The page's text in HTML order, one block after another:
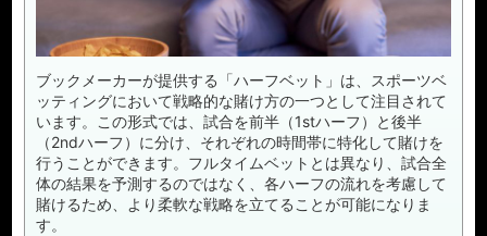
ブックメーカーが提供する「ハーフベット」は、スポーツベ
ッティングにおいて戦略的な賭け方の一つとして注目されて
います。この形式では、試合を前半（1stハーフ）と後半
（2ndハーフ）に分け、それぞれの時間帯に特化して賭けを
行うことができます。フルタイムベットとは異なり、試合全
体の結果を予測するのではなく、各ハーフの流れを考慮して
賭けるため、より柔軟な戦略を立てることが可能になりま
す。